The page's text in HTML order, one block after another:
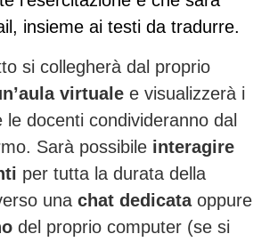
insieme ai testi da tradurre.
si collegherà dal proprio
virtuale e visualizzerà i
le docenti condivideranno dal
Sarà possibile interagire
per tutta la durata della
una chat dedicataoppure
del proprio computer (se si